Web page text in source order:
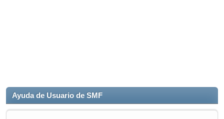
Ayuda de Usuario de SMF